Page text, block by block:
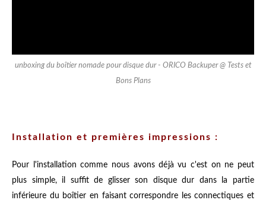
unboxing du boîtier nomade pour disque dur - ORICO Backuper @ Tests et
Bons Plans
Installation et premières impressions :
Pour l'installation comme nous avons déjà vu c'est on ne peut
plus simple, il suffit de glisser son disque dur dans la partie
inférieure du boîtier en faisant correspondre les connectiques et